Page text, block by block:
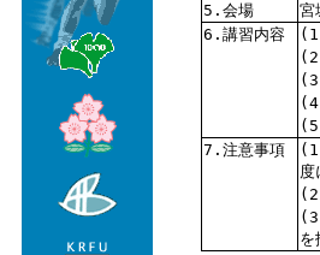
5.会場
宮
6.講習内容
7.注意事項
度
を